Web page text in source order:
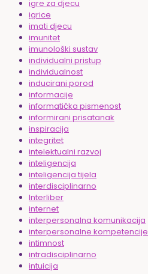
igre za djecu
igrice
imati djecu
imunitet
imunološki sustav
individualni pristup
individualnost
inducirani porod
informacije
informatička pismenost
informirani prisatanak
inspiracija
integritet
intelektualni razvoj
inteligencija
inteligencija tijela
interdisciplinarno
Interliber
internet
interpersonalna komunikacija
interpersonalne kompetencije
intimnost
intradisciplinarno
intuicija